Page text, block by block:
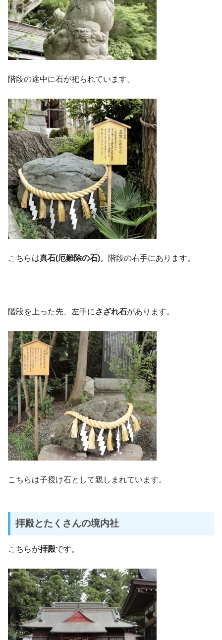
階段の途中に石が祀られています。
こちらは真石(厄難除の石)。階段の右手にあります。
階段を上った先、左手に さざれ石があります。
こちらは子授け石として親しまれています。
拝殿とたくさんの境内社
こちらが拝殿です。